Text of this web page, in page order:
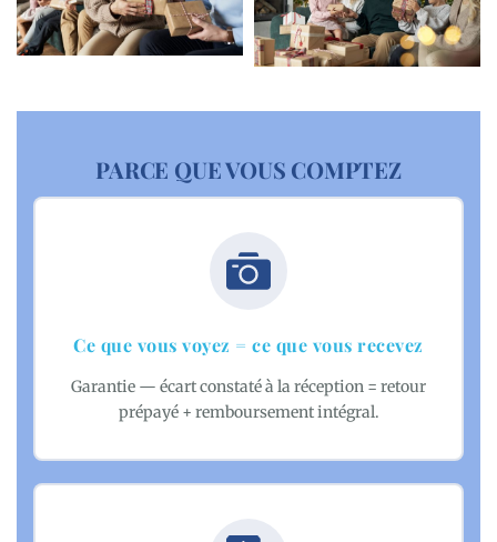
PARCE QUE VOUS COMPTEZ
Ce que vous voyez = ce que vous recevez
Garantie — écart constaté à la réception = retour
prépayé + remboursement intégral.